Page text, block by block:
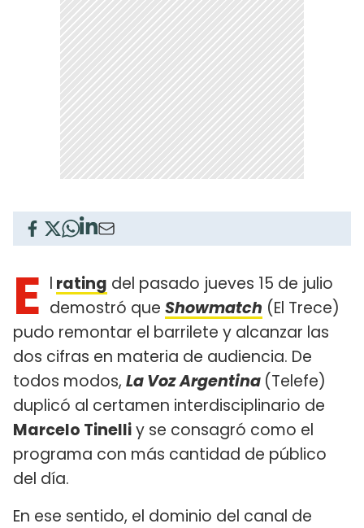
E l rating del pasado jueves 15 de julio
demostró que Showmatch (El Trece)
pudo remontar el barrilete y alcanzar las
dos cifras en materia de audiencia. De
todos modos, La Voz Argentina (Telefe)
duplicó al certamen interdisciplinario de
Marcelo Tinelliy se consagró como el
programa con más cantidad de público
del día.
En ese sentido, el dominio del canal de